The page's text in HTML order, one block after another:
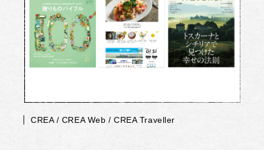
CREA / CREA Web / CREA Traveller